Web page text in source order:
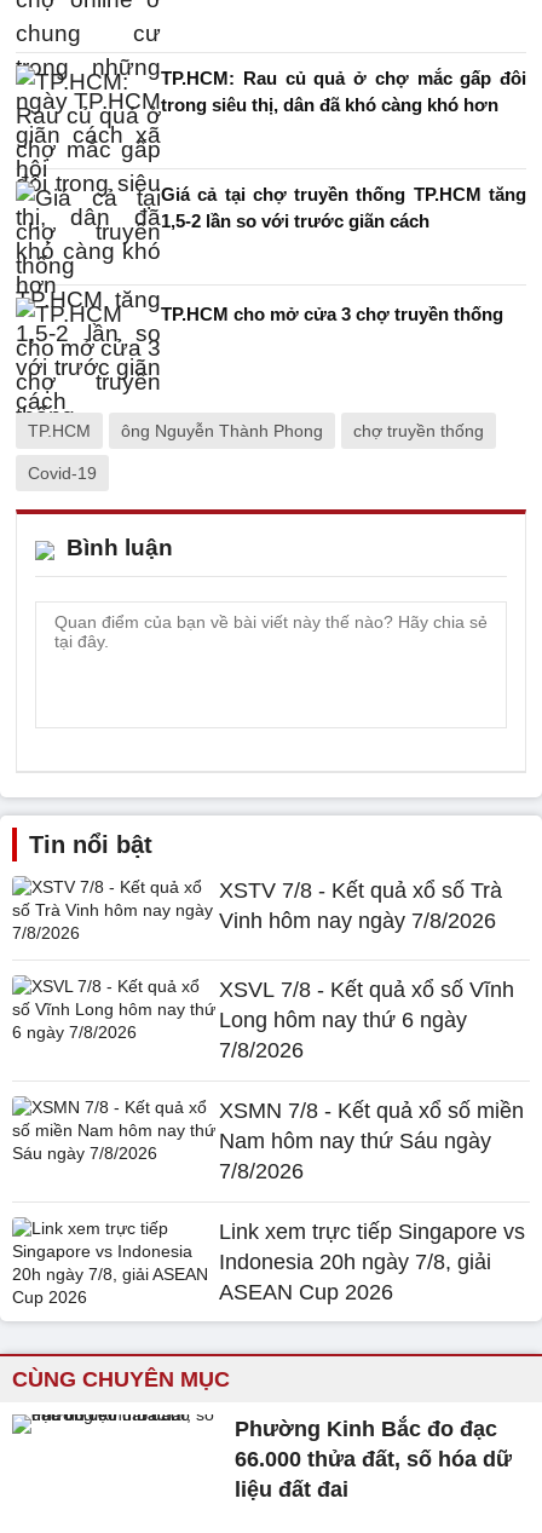
TP.HCM: Rau củ quả ở chợ mắc gấp đôi
trong siêu thị, dân đã khó càng khó hơn
Giá cả tại chợ truyền thống TP.HCM tăng
1,5-2 lần so với trước giãn cách
TP.HCM cho mở cửa 3 chợ truyền thống
TP.HCM ông Nguyễn Thành Phong chợ truyền thống
Covid-19
Bình luận
Tin nổi bật
XSTV 7/8 - Kết quả xổ số Trà
Vinh hôm nay ngày 7/8/2026
XSVL 7/8 - Kết quả xổ số Vĩnh
Long hôm nay thứ 6 ngày
7/8/2026
XSMN 7/8 - Kết quả xổ số miền
Nam hôm nay thứ Sáu ngày
7/8/2026
Link xem trực tiếp Singapore vs
Indonesia 20h ngày 7/8, giải
ASEAN Cup 2026
CÙNG CHUYÊN MỤC
Phường Kinh Bắc đo đạc
66.000 thửa đất, số hóa dữ
liệu đất đai